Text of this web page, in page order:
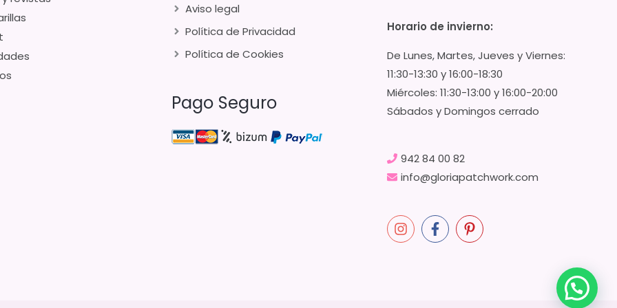
Aviso legal
Política de Privacidad
Política de Cookies
Pago Seguro
Horario de invierno:
De Lunes, Martes, Jueves y Viernes:
11:30-13:30 y 16:00-18:30
Miércoles: 11:30-13:00 y 16:00-20:00
Sábados y Domingos cerrado
942 84 00 82
info@gloriapatchwork.com